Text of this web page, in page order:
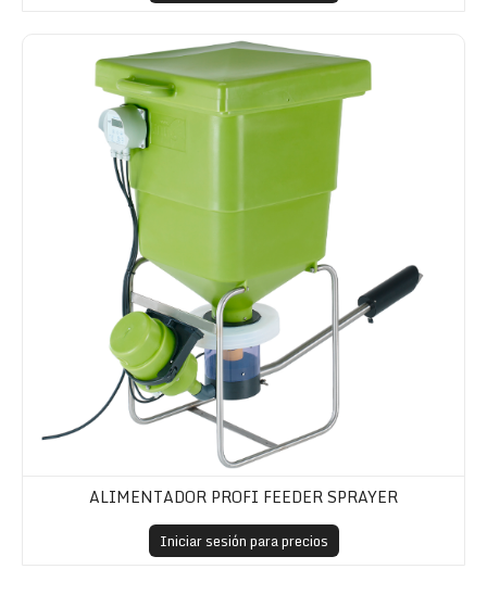
Alimentador Profi feeder sprayer
ALIMENTADOR PROFI FEEDER SPRAYER
Iniciar sesión para precios